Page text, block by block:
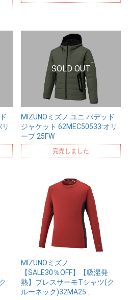
MIZUNOミズノ ユニ パデッド
ジャケット 62MEC50533:オリ
ーブ 25FW
完売しました
MIZUNOミズノ
【SALE30％OFF】【吸湿発
熱】ブレスサーモTシャツ(ク
ルーネック)32MA25…